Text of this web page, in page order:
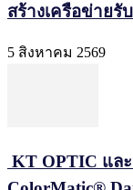
สร้างเครือข่ายรั
5 สิงหาคม 2569
KT OPTIC แล